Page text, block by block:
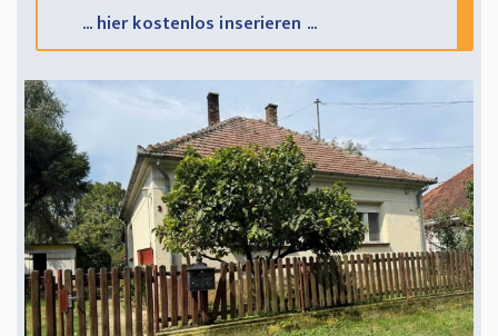
... hier kostenlos inserieren ...